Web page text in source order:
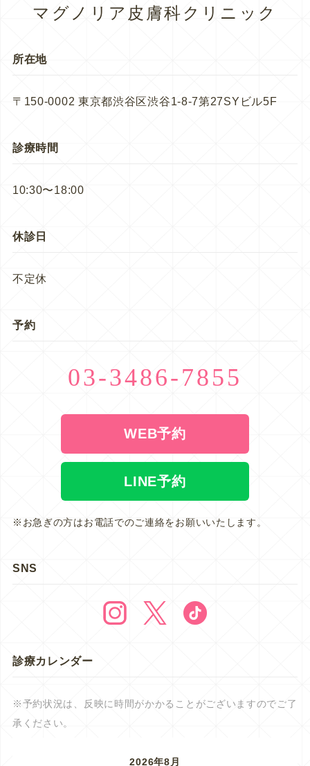
マグノリア皮膚科クリニック
所在地
〒150-0002 東京都渋谷区渋谷1-8-7第27SYビル5F
診療時間
10:30〜18:00
休診日
不定休
予約
03-3486-7855
WEB予約
LINE予約
※お急ぎの方はお電話でのご連絡をお願いいたします。
SNS
診療カレンダー
※予約状況は、反映に時間がかかることがございますのでご了
承ください。
2026年8月